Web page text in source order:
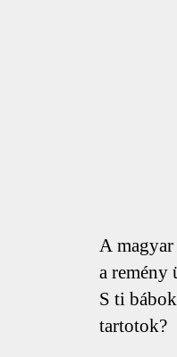
A
a remény
S ti
tartotok?